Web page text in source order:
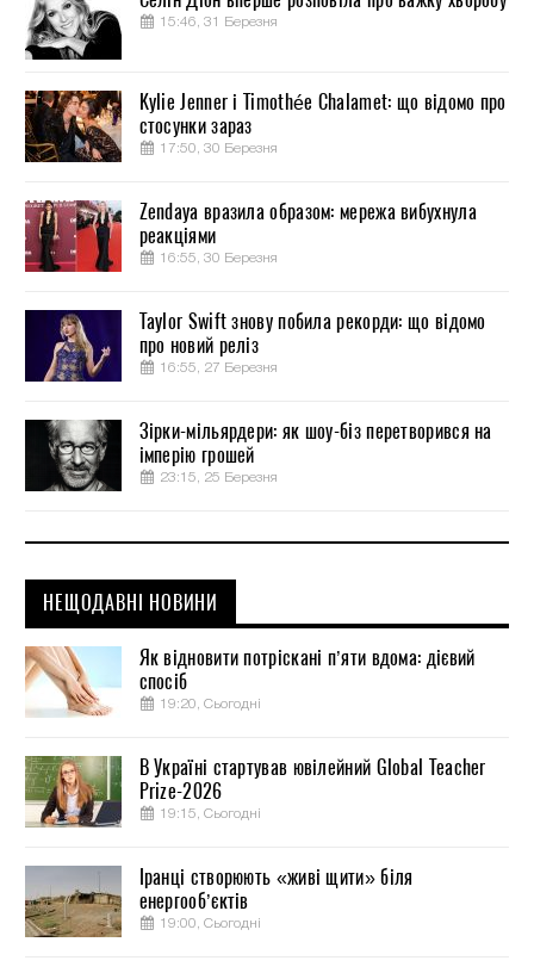
15:46, 31 Березня
Kylie Jenner і Timothée Chalamet: що відомо про
стосунки зараз
17:50, 30 Березня
Zendaya вразила образом: мережа вибухнула
реакціями
16:55, 30 Березня
Taylor Swift знову побила рекорди: що відомо
про новий реліз
16:55, 27 Березня
Зірки-мільярдери: як шоу-біз перетворився на
імперію грошей
23:15, 25 Березня
НЕЩОДАВНІ НОВИНИ
Як відновити потріскані п’яти вдома: дієвий
спосіб
19:20, Сьогодні
В Україні стартував ювілейний Global Teacher
Prize-2026
19:15, Сьогодні
Іранці створюють «живі щити» біля
енергооб’єктів
19:00, Сьогодні